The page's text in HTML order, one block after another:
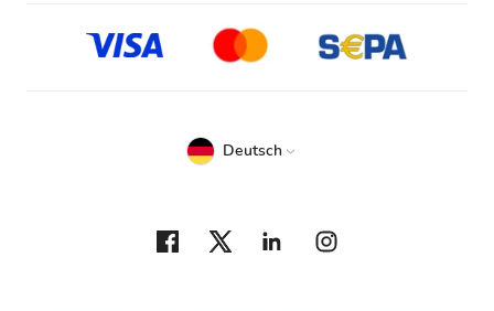
Deutsch